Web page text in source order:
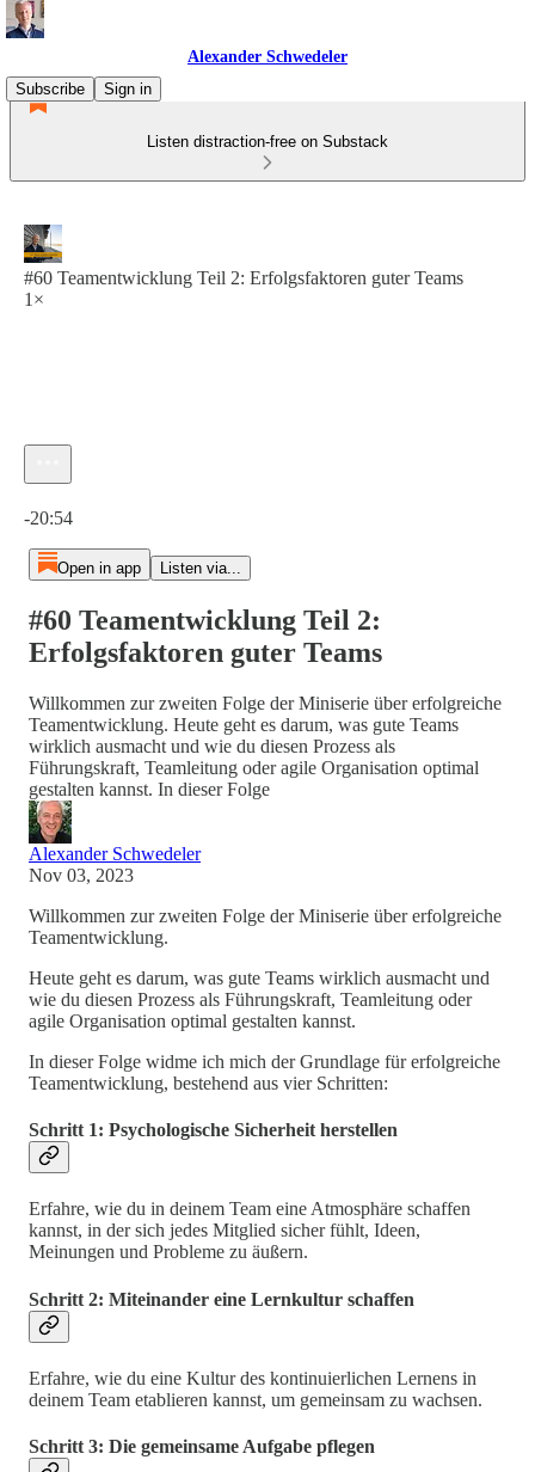
Alexander Schwedeler
Subscribe
Sign in
Listen distraction-free on Substack
#60 Teamentwicklung Teil 2: Erfolgsfaktoren guter Teams
1×
-20:54
Open in app Listen via...
#60 Teamentwicklung Teil 2:
Erfolgsfaktoren guter Teams
Willkommen zur zweiten Folge der Miniserie über erfolgreiche
Teamentwicklung. Heute geht es darum, was gute Teams
wirklich ausmacht und wie du diesen Prozess als
Führungskraft, Teamleitung oder agile Organisation optimal
gestalten kannst. In dieser Folge
Alexander Schwedeler
Nov 03, 2023
Willkommen zur zweiten Folge der Miniserie über erfolgreiche
Teamentwicklung.
Heute geht es darum, was gute Teams wirklich ausmacht und
wie du diesen Prozess als Führungskraft, Teamleitung oder
agile Organisation optimal gestalten kannst.
In dieser Folge widme ich mich der Grundlage für erfolgreiche
Teamentwicklung, bestehend aus vier Schritten:
Schritt 1: Psychologische Sicherheit herstellen
Erfahre, wie du in deinem Team eine Atmosphäre schaffen
kannst, in der sich jedes Mitglied sicher fühlt, Ideen,
Meinungen und Probleme zu äußern.
Schritt 2: Miteinander eine Lernkultur schaffen
Erfahre, wie du eine Kultur des kontinuierlichen Lernens in
deinem Team etablieren kannst, um gemeinsam zu wachsen.
Schritt 3: Die gemeinsame Aufgabe pflegen